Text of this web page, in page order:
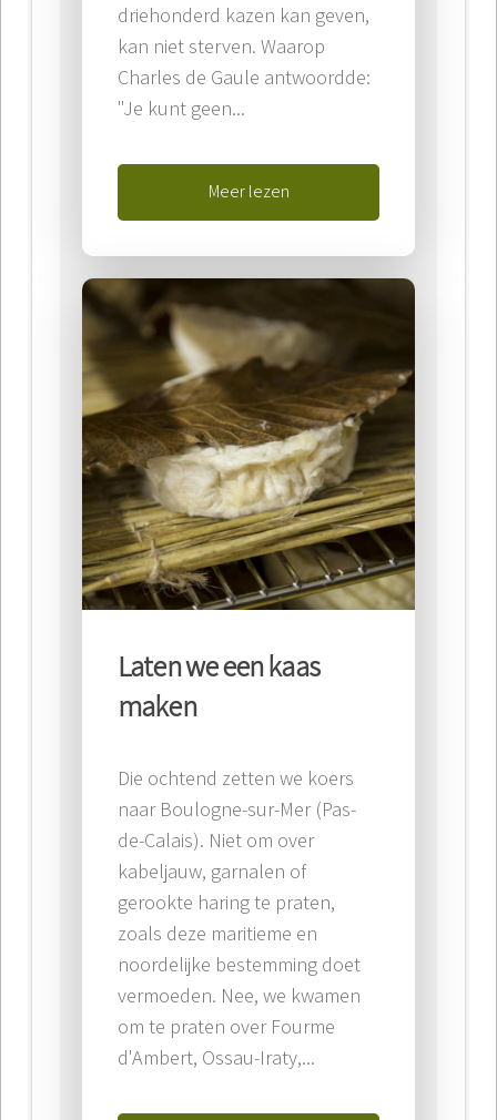
driehonderd kazen kan geven,
kan niet sterven. Waarop
Charles de Gaule antwoordde:
"Je kunt geen...
Meer lezen
Laten we een kaas
maken
Die ochtend zetten we koers
naar Boulogne-sur-Mer (Pas-
de-Calais). Niet om over
kabeljauw, garnalen of
gerookte haring te praten,
zoals deze maritieme en
noordelijke bestemming doet
vermoeden. Nee, we kwamen
om te praten over Fourme
d'Ambert, Ossau-Iraty,...